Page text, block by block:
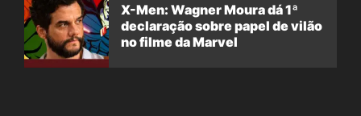
X-Men: Wagner Moura dá 1ª
declaração sobre papel de vilão
no filme da Marvel